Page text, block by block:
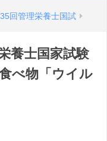
回管理栄養士国試
養士国家試験
べ物「ウイル